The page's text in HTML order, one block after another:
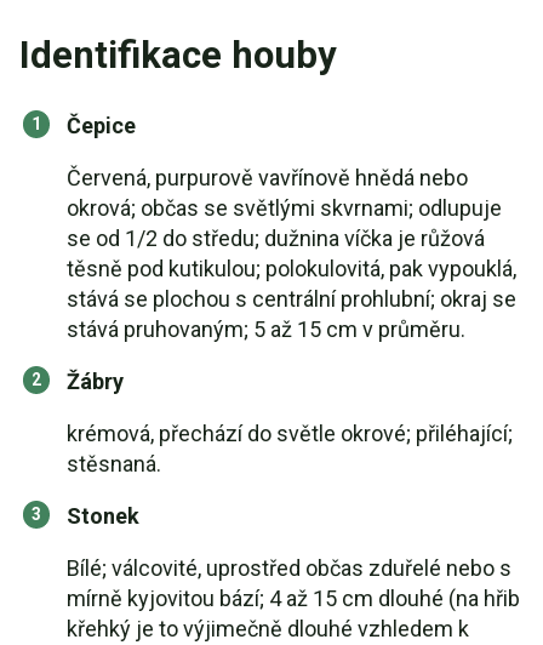
Identifikace houby
Čepice
Červená, purpurově vavřínově hnědá nebo
okrová; občas se světlými skvrnami; odlupuje
se od 1/2 do středu; dužnina víčka je růžová
těsně pod kutikulou; polokulovitá, pak vypouklá,
stává se plochou s centrální prohlubní; okraj se
stává pruhovaným; 5 až 15 cm v průměru.
Žábry
krémová, přechází do světle okrové; přiléhající;
stěsnaná.
Stonek
Bílé; válcovité, uprostřed občas zduřelé nebo s
mírně kyjovitou bází; 4 až 15 cm dlouhé (na hřib
křehký je to výjimečně dlouhé vzhledem k